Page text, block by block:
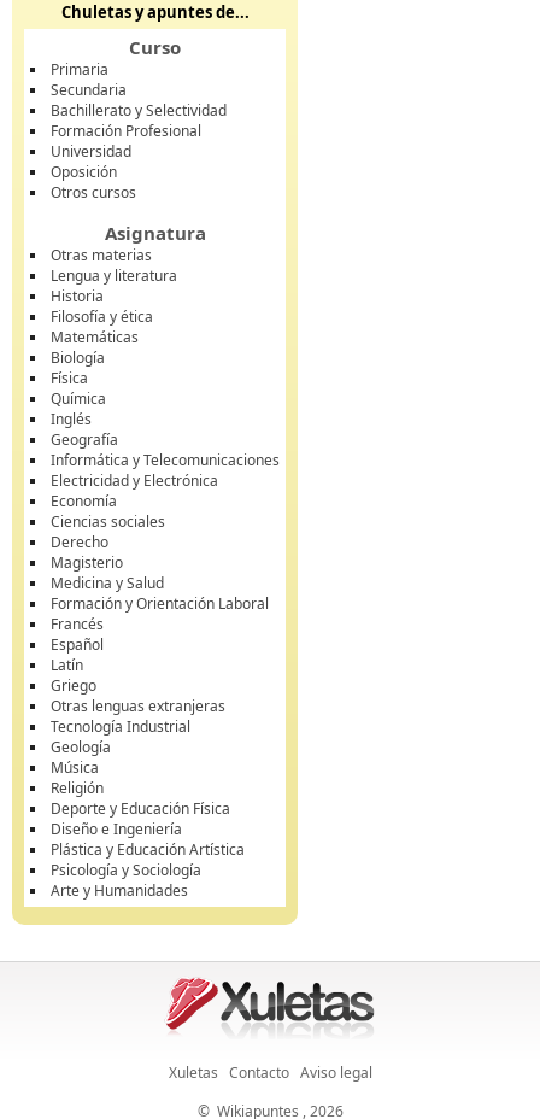
Chuletas y apuntes de...
Curso
Primaria
Secundaria
Bachillerato y Selectividad
Formación Profesional
Universidad
Oposición
Otros cursos
Asignatura
Otras materias
Lengua y literatura
Historia
Filosofía y ética
Matemáticas
Biología
Física
Química
Inglés
Geografía
Informática y Telecomunicaciones
Electricidad y Electrónica
Economía
Ciencias sociales
Derecho
Magisterio
Medicina y Salud
Formación y Orientación Laboral
Francés
Español
Latín
Griego
Otras lenguas extranjeras
Tecnología Industrial
Geología
Música
Religión
Deporte y Educación Física
Diseño e Ingeniería
Plástica y Educación Artística
Psicología y Sociología
Arte y Humanidades
Xuletas Contacto Aviso legal
© Wikiapuntes , 2026